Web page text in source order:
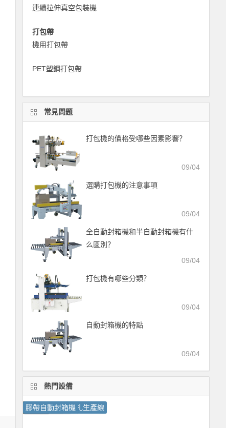
連續拉伸真空包裝機
打包帶
機用打包帶
PET塑鋼打包帶
常見問題
打包機的價格受哪些因素影響？
09/04
選購打包機的注意事項
09/04
全自動封箱機和半自動封箱機有什
么區別？
09/04
打包機有哪些分類？
09/04
自動封箱機的特點
09/04
熱門設備
激光噴碼機
小字符噴碼機
打包機
捆扎機
紙箱自動封箱捆扎生產線
收縮機
封箱機
全自動打包機
包裝機
膠帶自動封箱機